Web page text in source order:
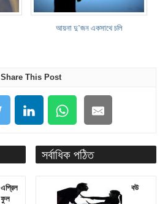
আয়না দু’জন একসাথে চলি
Share This Post
এপ্রিল
ফুল
সর্বাধিক পঠিত
বউ